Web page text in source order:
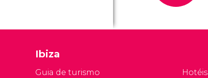
Ibiza
Guia de turismo
Hotéis